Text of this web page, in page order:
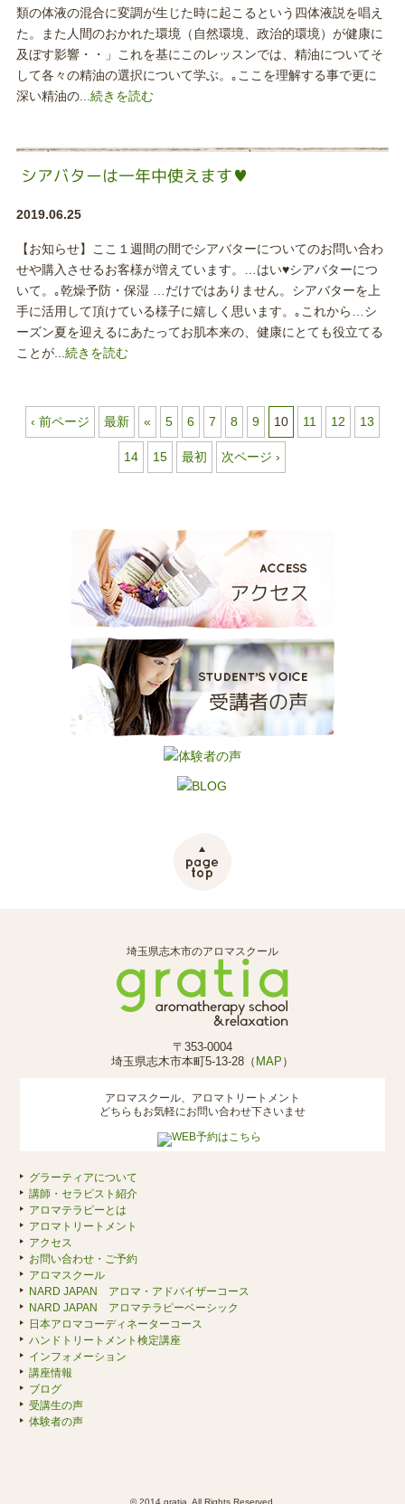
類の体液の混合に変調が生じた時に起こるという四体液説を唱え
た。また人間のおかれた環境（自然環境、政治的環境）が健康に
及ぼす影響・・」これを基にこのレッスンでは、精油についてそ
して各々の精油の選択について学ぶ。｡ここを理解する事で更に
深い精油の...続きを読む
シアバターは一年中使えます♥️
2019.06.25
【お知らせ】ここ１週間の間でシアバターについてのお問い合わ
せや購入させるお客様が増えています。…はい♥️シアバターにつ
いて。｡乾燥予防・保湿 …だけではありません。シアバターを上
手に活用して頂けている様子に嬉しく思います。｡これから…シ
ーズン夏を迎えるにあたってお肌本来の、健康にとても役立てる
ことが...続きを読む
‹ 前ページ 最新 « 5 6 7 8 9 10 11 12 13
14 15 最初 次ページ ›
埼玉県志木市のアロマスクール
〒353-0004
埼玉県志木市本町5-13-28（ MAP ）
アロマスクール、アロマトリートメント
どちらもお気軽にお問い合わせ下さいませ
グラーティアについて
講師・セラピスト紹介
アロマテラピーとは
アロマトリートメント
アクセス
お問い合わせ・ご予約
アロマスクール
NARD JAPAN アロマ・アドバイザーコース
NARD JAPAN アロマテラピーベーシック
日本アロマコーディネーターコース
ハンドトリートメント検定講座
インフォメーション
講座情報
ブログ
受講生の声
体験者の声
© 2014 gratia. All Rights Reserved.